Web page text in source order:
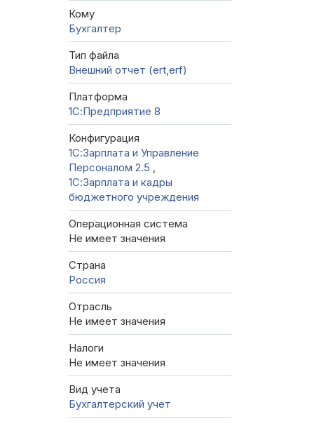
Кому
Бухгалтер
Тип файла
Внешний отчет (ert,erf)
Платформа
1С:Предприятие 8
Конфигурация
1С:Зарплата и Управление
Персоналом 2.5 ,
1С:Зарплата и кадры
бюджетного учреждения
Операционная система
Не имеет значения
Страна
Россия
Отрасль
Не имеет значения
Налоги
Не имеет значения
Вид учета
Бухгалтерский учет